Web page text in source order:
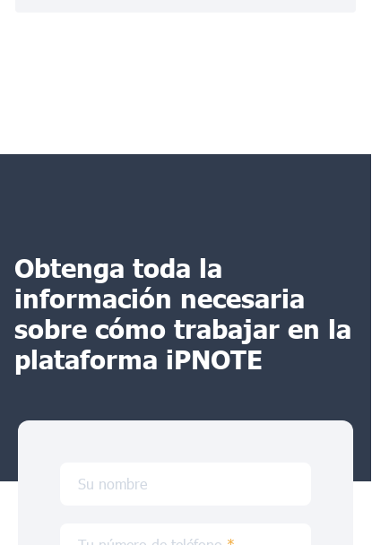
Obtenga toda la
información necesaria
sobre cómo trabajar en la
plataforma iPNOTE
Su nombre